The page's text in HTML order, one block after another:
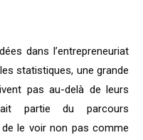
dans l’entrepreneuriat
statistiques, une grande
pas au-delà de leurs
partie du parcours
le voir non pas comme